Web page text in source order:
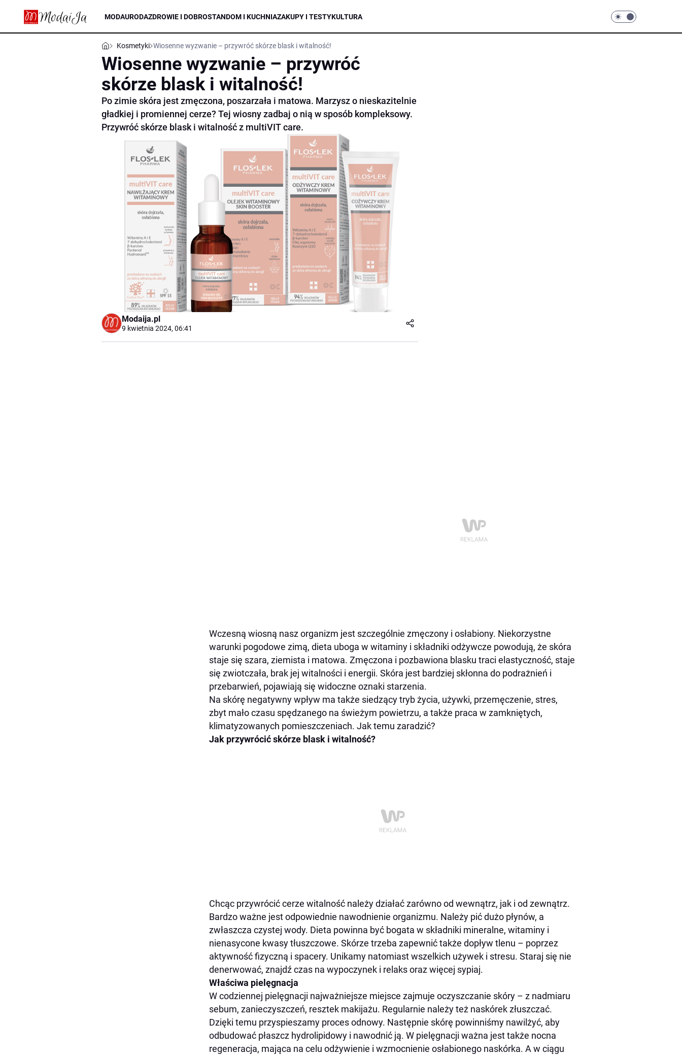
MODAURODAZDROWIE I DOBROSTANDOM I KUCHNIAZAKUPY I TESTYKULTURA
Kosmetyki Wiosenne wyzwanie – przywróć skórze blask i witalność!
Wiosenne wyzwanie – przywróć
skórze blask i witalność!
Po zimie skóra jest zmęczona, poszarzała i matowa. Marzysz o nieskazitelnie
gładkiej i promiennej cerze? Tej wiosny zadbaj o nią w sposób kompleksowy.
Przywróć skórze blask i witalność z multiVIT care.
Modaija.pl
9 kwietnia 2024, 06:41
Wczesną wiosną nasz organizm jest szczególnie zmęczony i osłabiony. Niekorzystne
warunki pogodowe zimą, dieta uboga w witaminy i składniki odżywcze powodują, że skóra
staje się szara, ziemista i matowa. Zmęczona i pozbawiona blasku traci elastyczność, staje
się zwiotczała, brak jej witalności i energii. Skóra jest bardziej skłonna do podrażnień i
przebarwień, pojawiają się widoczne oznaki starzenia.
Na skórę negatywny wpływ ma także siedzący tryb życia, używki, przemęczenie, stres,
zbyt mało czasu spędzanego na świeżym powietrzu, a także praca w zamkniętych,
klimatyzowanych pomieszczeniach. Jak temu zaradzić?
Jak przywrócić skórze blask i witalność?
Chcąc przywrócić cerze witalność należy działać zarówno od wewnątrz, jak i od zewnątrz.
Bardzo ważne jest odpowiednie nawodnienie organizmu. Należy pić dużo płynów, a
zwłaszcza czystej wody. Dieta powinna być bogata w składniki mineralne, witaminy i
nienasycone kwasy tłuszczowe. Skórze trzeba zapewnić także dopływ tlenu – poprzez
aktywność fizyczną i spacery. Unikamy natomiast wszelkich używek i stresu. Staraj się nie
denerwować, znajdź czas na wypoczynek i relaks oraz więcej sypiaj.
Właściwa pielęgnacja
W codziennej pielęgnacji najważniejsze miejsce zajmuje oczyszczanie skóry – z nadmiaru
sebum, zanieczyszczeń, resztek makijażu. Regularnie należy też naskórek złuszczać.
Dzięki temu przyspieszamy proces odnowy. Następnie skórę powinniśmy nawilżyć, aby
odbudować płaszcz hydrolipidowy i nawodnić ją. W pielęgnacji ważna jest także nocna
regeneracja, mająca na celu odżywienie i wzmocnienie osłabionego naskórka. A w ciągu